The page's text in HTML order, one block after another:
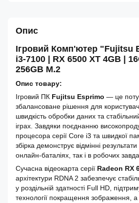
Опис
Ігровий Комп'ютер "Fujitsu
i3-7100 | RX 6500 XT 4GB |
256GB M.2
Опис товару:
Ігровий ПК Fujitsu Esprimo — це
збалансоване рішення для
швидкість обробки даних та
іграх. Завдяки поєднанню
процесора серії Core i3 та швидкої
збірка демонструє відмінні
онлайн-баталіях, так і в робочих
Сучасна відеокарта серії Radeon RX
архітектури RDNA 2 забезпечує
у роздільній здатності Full HD,
технології покращення зображення,